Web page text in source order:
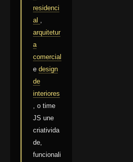
residenci
al
arquitetur
a
comercial
e design
de
interiores
, o time
JS une
criativida
de,
funcionali